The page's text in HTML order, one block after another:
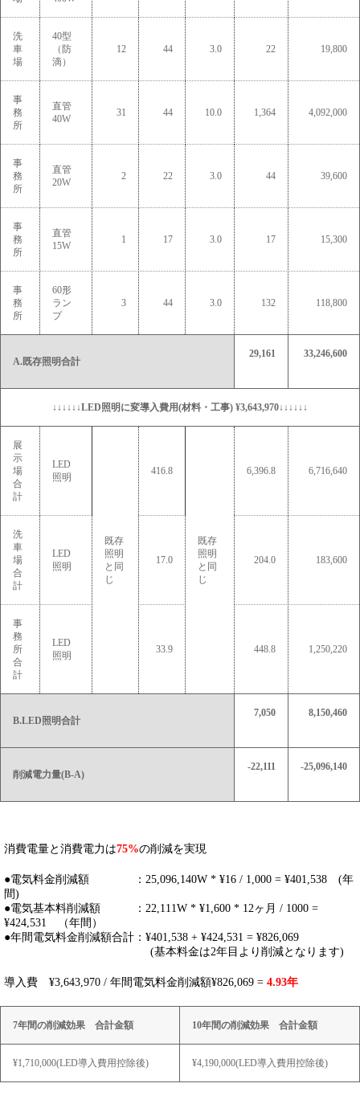
洗
車
場
40型
（防
滴）
12 44 3.0 22 19,800
事
務
所
直管
40W
31 44 10.0 1,364 4,092,000
事
務
所
直管
20W
2 22 3.0 44 39,600
事
務
所
直管
15W
1 17 3.0 17 15,300
事
務
所
60形
ラン
プ
3 44 3.0 132 118,800
A.既存照明合計
29,161 33,246,600
↓↓↓↓↓↓LED照明に変導入費用(材料・工事) ¥3,643,970↓↓↓↓↓↓
展
示
場
合
計
LED
照明
既存
照明
と同
じ
416.8
既存
照明
と同
じ
6,396.8 6,716,640
洗
車
場
合
計
LED
照明
17.0 204.0 183,600
事
務
所
合
計
LED
照明
33.9 448.8 1,250,220
B.LED照明合計
7,050 8,150,460
削減電力量(B-A)
-22,111 -25,096,140
消費電量と消費電力は75%の削減を実現
●電気料金削減額 ：25,096,140W * ¥16 / 1,000 = ¥401,538 (年
間)
●電気基本料削減額 ：22,111W * ¥1,600 * 12ヶ月 / 1000 =
¥424,531 （年間）
●年間電気料金削減額合計：¥401,538 + ¥424,531 = ¥826,069
(基本料金は2年目より削減となります)
導入費 ¥3,643,970 / 年間電気料金削減額¥826,069 = 4.93年
7年間の削減効果 合計金額 10年間の削減効果 合計金額
¥1,710,000(LED導入費用控除後) ¥4,190,000(LED導入費用控除後)